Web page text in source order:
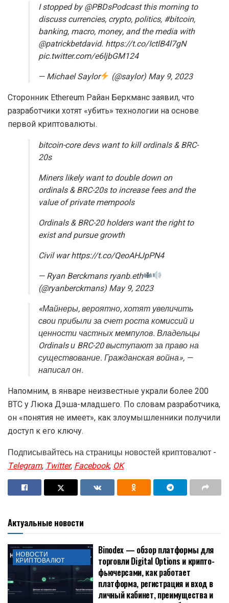
I stopped by @PBDsPodcast this morning to
discuss currencies, crypto, politics, #bitcoin,
banking, macro, money, and the media with
@patrickbetdavid. https://t.co/IctlB4l7gN
pic.twitter.com/e6ljbGM124
— Michael Saylor
(@saylor) May 9, 2023
Сторонник Ethereum Райан Беркманс заявил, что
разработчики хотят «убить» технологии на основе
первой криптовалюты.
bitcoin-core devs want to kill ordinals & BRC-
20s
Miners likely want to double down on
ordinals & BRC-20s to increase fees and the
value of private mempools
Ordinals & BRC-20 holders want the right to
exist and pursue growth
Civil war https://t.co/QeoAHJpPN4
— Ryan Berckmans ryanb.eth
(@ryanberckmans) May 9, 2023
«Майнеры, вероятно, хотят увеличить
свои прибыли за счет роста комиссий и
ценности частных мемпулов. Владельцы
Ordinals и BRC-20 выступают за право на
существование. Гражданская война», —
написал он.
Напомним, в январе неизвестные украли более 200
BTC у Люка Дэша-младшего. По словам разработчика,
он «понятия не имеет», как злоумышленники получили
доступ к его ключу.
Подписывайтесь на страницы новостей криптовалют -
Telegram, Twitter, Facebook, OK
Актуальные новости
НОВОСТИ
КРИПТОВАЛЮТ
Binodex — обзор платформы для
торговли Digital Options и крипто-
фьючерсами, как работает
платформа, регистрация и вход в
личный кабинет, преимущества и